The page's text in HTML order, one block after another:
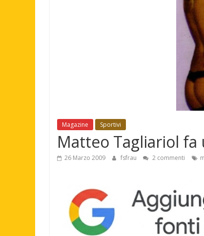
Magazine Sportivi
Matteo Tagliariol
26 Marzo 2009 fsfrau 2 commenti